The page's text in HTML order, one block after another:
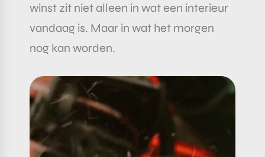
winst zit niet alleen in wat een interieur
vandaag is. Maar in wat het morgen
nog kan worden.